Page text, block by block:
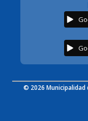
© 2026 Municipalidad